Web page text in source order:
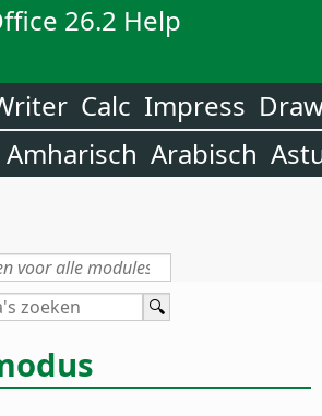
26.2 Help
Calc Impress
Amharisch Arabisch